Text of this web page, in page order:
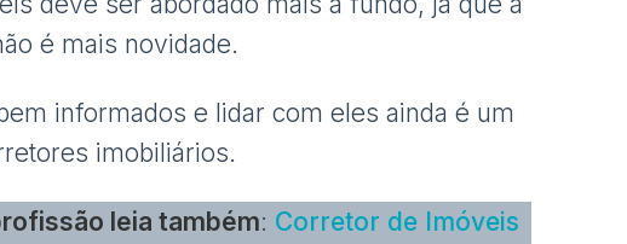
é mais novidade.
informados e lidar com eles ainda é um
imobiliários.
leia também: Corretor de Imóveis